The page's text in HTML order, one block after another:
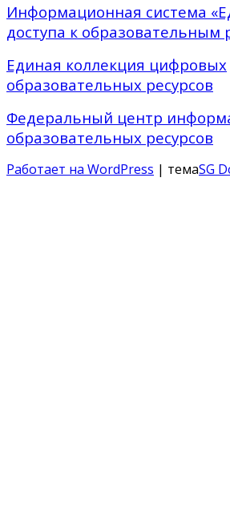
Информационная система
доступа к образовательным
Единая коллекция цифровых
образовательных ресурсов
Федеральный центр
образовательных ресурсов
Работает на WordPress | темаSG